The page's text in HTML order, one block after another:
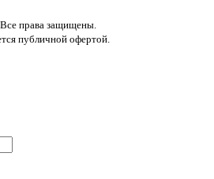
права защищены.
публичной офертой.